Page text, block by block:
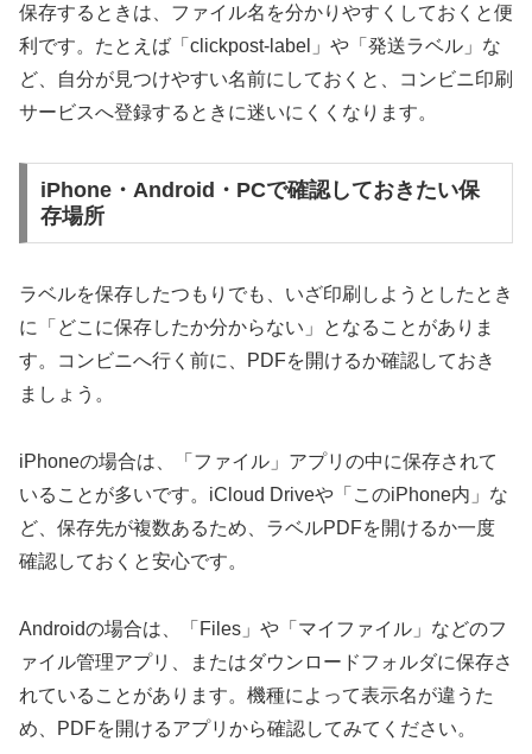
保存するときは、ファイル名を分かりやすくしておくと便
利です。たとえば「clickpost-label」や「発送ラベル」な
ど、自分が見つけやすい名前にしておくと、コンビニ印刷
サービスへ登録するときに迷いにくくなります。
iPhone・Android・PCで確認しておきたい保
存場所
ラベルを保存したつもりでも、いざ印刷しようとしたとき
に「どこに保存したか分からない」となることがありま
す。コンビニへ行く前に、PDFを開けるか確認しておき
ましょう。
iPhoneの場合は、「ファイル」アプリの中に保存されて
いることが多いです。iCloud Driveや「このiPhone内」な
ど、保存先が複数あるため、ラベルPDFを開けるか一度
確認しておくと安心です。
Androidの場合は、「Files」や「マイファイル」などのフ
ァイル管理アプリ、またはダウンロードフォルダに保存さ
れていることがあります。機種によって表示名が違うた
め、PDFを開けるアプリから確認してみてください。